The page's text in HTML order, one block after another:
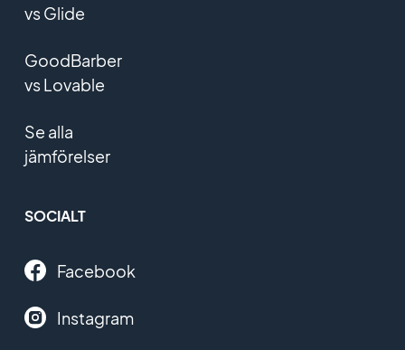
vs Glide
GoodBarber
vs Lovable
Se alla
jämförelser
SOCIALT
Facebook
Instagram